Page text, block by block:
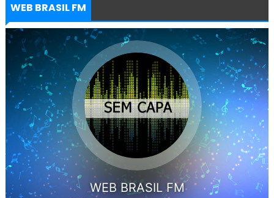
WEB BRASIL FM